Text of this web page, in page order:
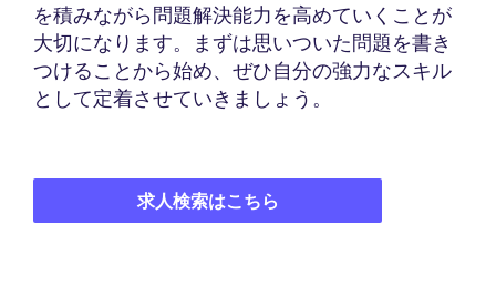
を積みながら問題解決能力を高めていくことが
大切になります。まずは思いついた問題を書き
つけることから始め、ぜひ自分の強力なスキル
として定着させていきましょう。
求人検索はこちら